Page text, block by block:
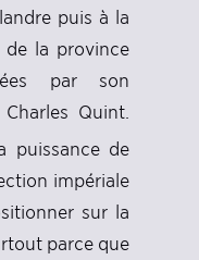
puis à la
de la province
par son
Quint.
de
impériale
sur la
parce que